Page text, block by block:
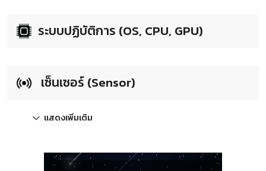
ระบบปฏิบัติการ (OS, CPU, GPU)
เซ็นเซอร์ (Sensor)
แสดงเพิ่มเติม